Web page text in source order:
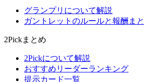
グランプリについて解説
ガントレットのルールと報酬ま
2Pickまとめ
2Pickについて解説
おすすめリーダーランキング
提示カード一覧